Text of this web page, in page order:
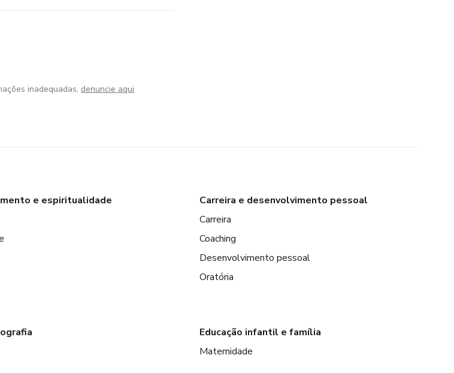
inadequadas, denuncie aqui
e espiritualidade
Carreira e desenvolvimento pessoal
Carreira
Coaching
Desenvolvimento pessoal
Oratória
Educação infantil e família
Maternidade